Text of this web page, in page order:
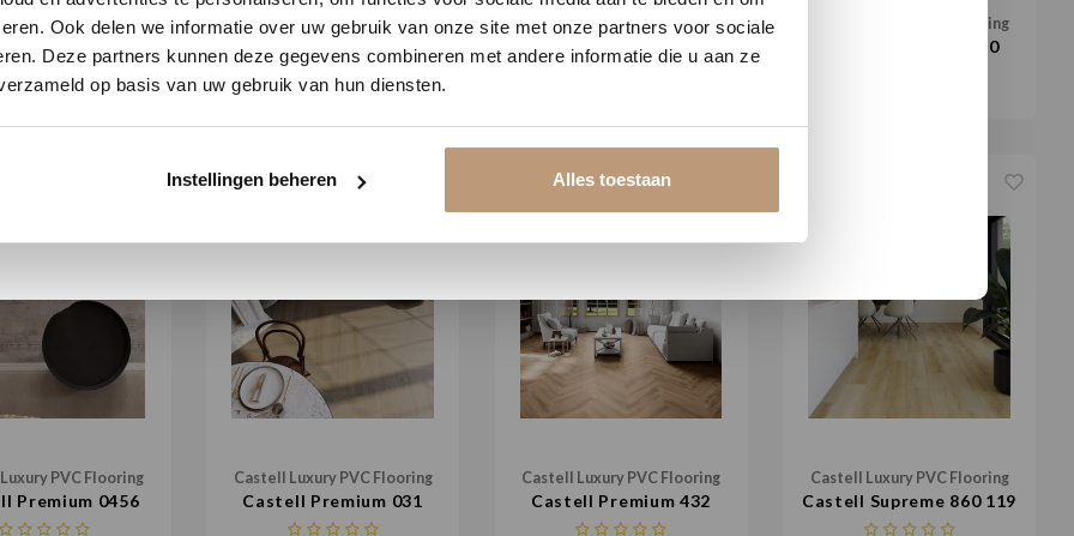
Vraag snel een offerte aan en bespaar direct.
Bekijk plak PVC vloeren
Ook delen we informatie over uw gebruik van onze site met onze partners voor sociale
Deze partners kunnen deze gegevens combineren met andere informatie die u aan ze
op basis van uw gebruik van hun diensten.
Instellingen beheren Alles toestaan
PVC Flooring
Supreme 860 233
Castell Luxury PVC Flooring
Castell Supreme 860 217
Castell Luxury PVC Flooring
Castell Supreme 860 219
Castell Luxury PVC Flooring
Castell Premium 850
PVC Flooring
Premium 0456
Castell Luxury PVC Flooring
Castell Premium 031
Castell Luxury PVC Flooring
Castell Premium 432
Castell Luxury PVC Flooring
Castell Supreme 860 119